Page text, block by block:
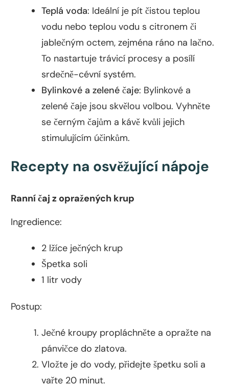
Teplá voda: Ideální je pít čistou teplou
vodu nebo teplou vodu s citronem či
jablečným octem, zejména ráno na lačno.
To nastartuje trávicí procesy a posílí
srdečně-cévní systém.
Bylinkové a zelené čaje: Bylinkové a
zelené čaje jsou skvělou volbou. Vyhněte
se černým čajům a kávě kvůli jejich
stimulujícím účinkům.
Recepty na osvěžující nápoje
Ranní čaj z opražených krup
Ingredience:
2 lžíce ječných krup
Špetka soli
1 litr vody
Postup:
Ječné kroupy propláchněte a opražte na
pánvičce do zlatova.
Vložte je do vody, přidejte špetku soli a
vařte 20 minut.